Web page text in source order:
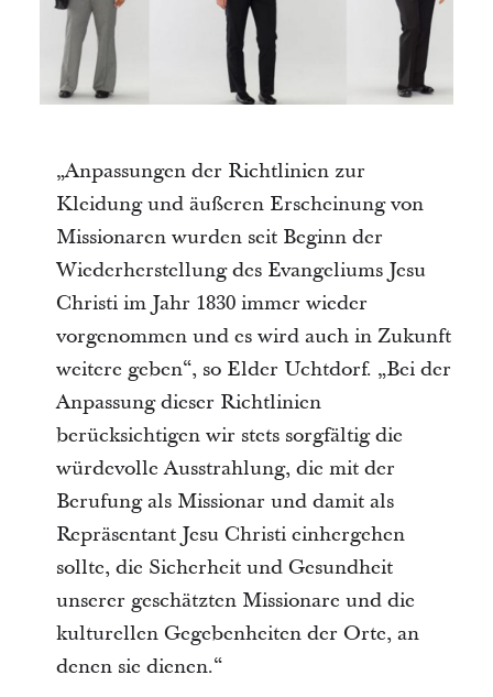
„Anpassungen der Richtlinien zur
Kleidung und äußeren Erscheinung von
Missionaren wurden seit Beginn der
Wiederherstellung des Evangeliums Jesu
Christi im Jahr 1830 immer wieder
vorgenommen und es wird auch in Zukunft
weitere geben“, so Elder Uchtdorf. „Bei der
Anpassung dieser Richtlinien
berücksichtigen wir stets sorgfältig die
würdevolle Ausstrahlung, die mit der
Berufung als Missionar und damit als
Repräsentant Jesu Christi einhergehen
sollte, die Sicherheit und Gesundheit
unserer geschätzten Missionare und die
kulturellen Gegebenheiten der Orte, an
denen sie dienen.“